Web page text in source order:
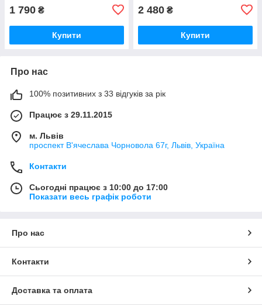
1 790 ₴
Купити
2 480 ₴
Купити
Про нас
100% позитивних з 33 відгуків за рік
Працює з 29.11.2015
м. Львів
проспект В'ячеслава Чорновола 67г, Львів, Україна
Контакти
Сьогодні працює з 10:00 до 17:00
Показати весь графік роботи
Про нас
Контакти
Доставка та оплата